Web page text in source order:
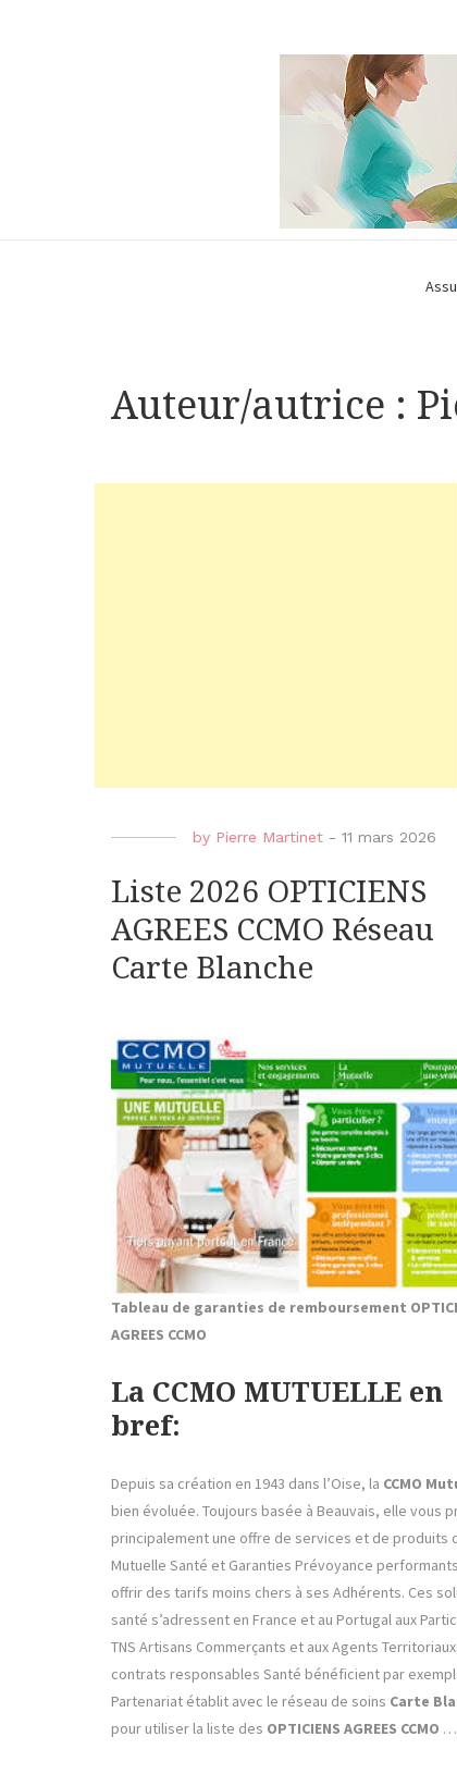
Auteur/autrice :
by Pierre Martinet - 11 mars 2026
Liste 2026 OPTICIENS
AGREES CCMO Réseau
Carte Blanche
Tableau de garanties de remboursement
AGREES CCMO
La CCMO MUTUELLE en
bref:
Depuis sa création en 1943 dans l’Oise, la CCMO
bien évoluée. Toujours basée à Beauvais, elle vous
principalement une offre de services et de produits
Mutuelle Santé et Garanties Prévoyance
offrir des tarifs moins chers à ses Adhérents. Ces
santé s’adressent en France et au Portugal aux
TNS Artisans Commerçants et aux Agents
contrats responsables Santé bénéficient par
Partenariat établit avec le réseau de soins Carte
pour utiliser la liste des OPTICIENS AGREES CCMO …